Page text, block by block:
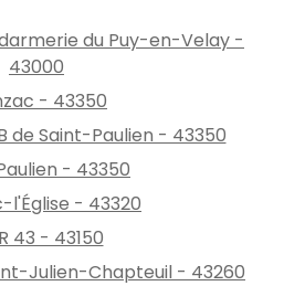
du Puy-en-Velay -
43000
- 43350
de Saint-Paulien - 43350
- 43350
l'Église - 43320
43 - 43150
Julien-Chapteuil - 43260